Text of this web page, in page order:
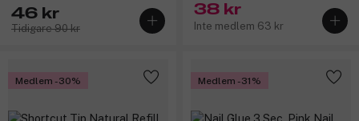
46 kr
Tidigare 90 kr
38 kr
Inte medlem 63 kr
Medlem -30% Medlem -31%